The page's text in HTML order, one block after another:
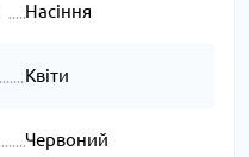
Насіння
Квіти
Червоний